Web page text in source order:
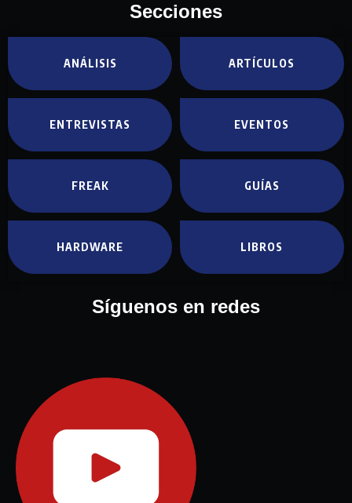
Secciones
ANÁLISIS ARTÍCULOS
ENTREVISTAS EVENTOS
FREAK GUÍAS
HARDWARE LIBROS
Síguenos en redes